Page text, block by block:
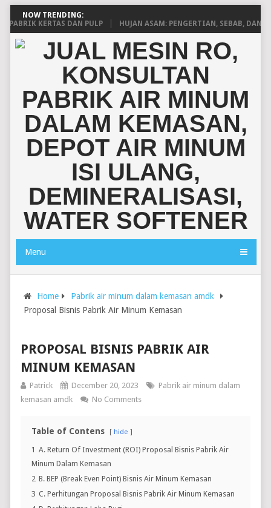
NOW TRENDING:
KERTAS DAN PULP
HUJAN ASAM: PENGERTIAN, SEBAB, DAN
Menu
Home
Pabrik air minum dalam kemasan amdk
Proposal Bisnis Pabrik Air Minum Kemasan
PROPOSAL BISNIS PABRIK AIR
MINUM KEMASAN
Patrick December 20, 2023
Pabrik air minum dalam
kemasan amdk
No Comments
Table of Contens hide
1 A. Return Of Investment (ROI) Proposal Bisnis Pabrik Air
Minum Dalam Kemasan
2 B. BEP (Break Even Point) Bisnis Air Minum Kemasan
3 C. Perhitungan Proposal Bisnis Pabrik Air Minum Kemasan